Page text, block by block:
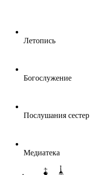
Летопись
Богослужение
Послушания сестер
Медиатека